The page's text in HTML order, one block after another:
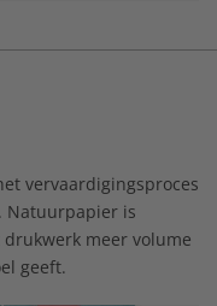
vervaardigingsproces
Natuurpapier is
meer volume
geeft.